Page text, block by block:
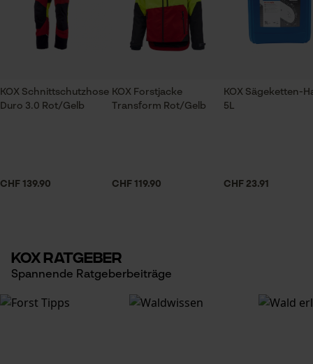
KOX Schnittschutzhose
Duro 3.0 Rot/Gelb
CHF 139.90
KOX Forstjacke
Transform Rot/Gelb
CHF 119.90
KOX Sägeketten-
5L
CHF 23.91
KOX Ratgeber
Spannende Ratgeberbeiträge